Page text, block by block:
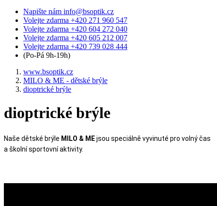
Napište nám info@bsoptik.cz
Volejte zdarma +420 271 960 547
Volejte zdarma +420 604 272 040
Volejte zdarma +420 605 212 007
Volejte zdarma +420 739 028 444
(Po-Pá 9h-19h)
www.bsoptik.cz
MILO & ME - dětské brýle
dioptrické brýle
dioptrické brýle
Naše dětské brýle MILO & MEjsou speciálně vyvinuté pro volný čas
a školní sportovní aktivity.